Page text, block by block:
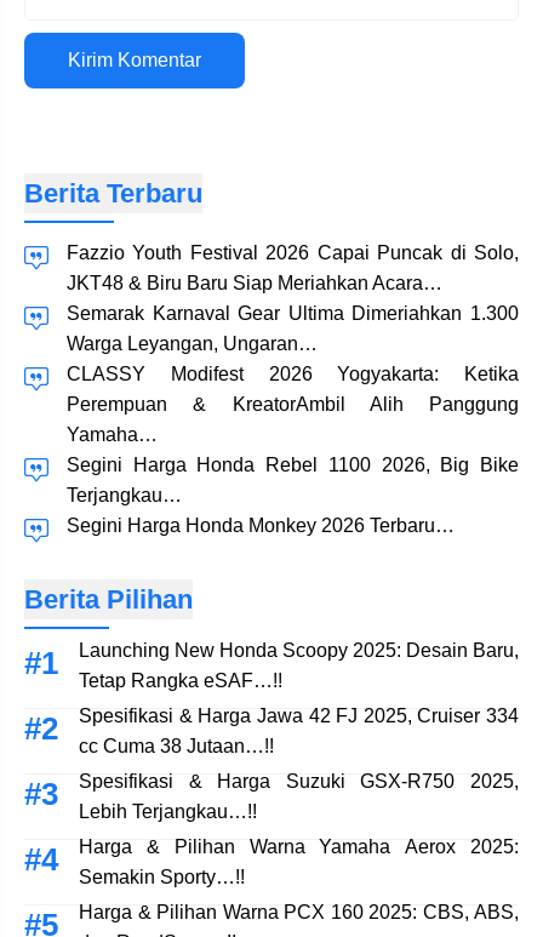
Situs
web
Berita Terbaru
Fazzio Youth Festival 2026 Capai Puncak di Solo,
JKT48 & Biru Baru Siap Meriahkan Acara…
Semarak Karnaval Gear Ultima Dimeriahkan 1.300
Warga Leyangan, Ungaran…
CLASSY Modifest 2026 Yogyakarta: Ketika
Perempuan & KreatorAmbil Alih Panggung
Yamaha…
Segini Harga Honda Rebel 1100 2026, Big Bike
Terjangkau…
Segini Harga Honda Monkey 2026 Terbaru…
Berita Pilihan
Launching New Honda Scoopy 2025: Desain Baru,
Tetap Rangka eSAF…!!
Spesifikasi & Harga Jawa 42 FJ 2025, Cruiser 334
cc Cuma 38 Jutaan…!!
Spesifikasi & Harga Suzuki GSX-R750 2025,
Lebih Terjangkau…!!
Harga & Pilihan Warna Yamaha Aerox 2025:
Semakin Sporty…!!
Harga & Pilihan Warna PCX 160 2025: CBS, ABS,